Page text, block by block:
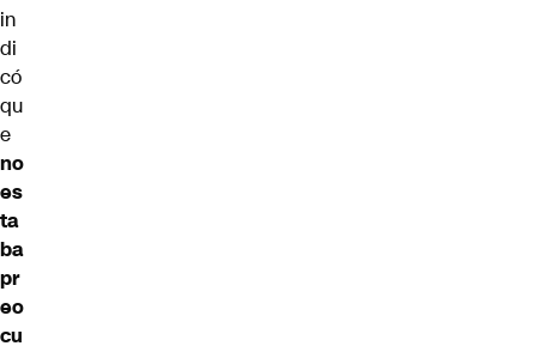
in
di
có
qu
e
no
es
ta
ba
pr
eo
cu